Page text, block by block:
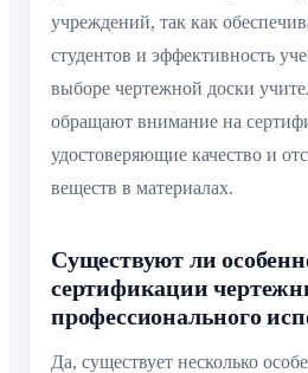
учреждений, так как
студентов и эффективность
выборе чертежной доски
обращают внимание на
удостоверяющие качество и
веществ в материалах.
Существуют ли
сертификации
профессионального
Да, существует несколько